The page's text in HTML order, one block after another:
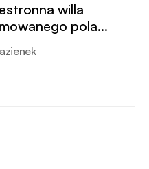
willa
pola